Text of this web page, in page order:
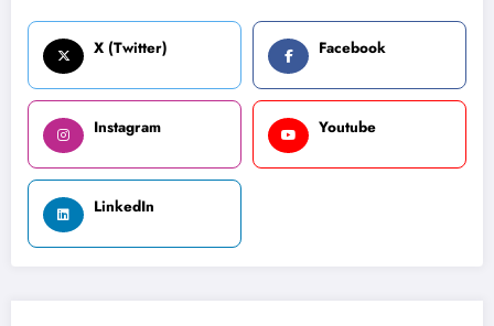
X (Twitter) Facebook
Instagram Youtube
LinkedIn